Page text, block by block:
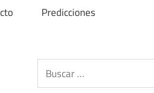
Predicciones
Buscar: